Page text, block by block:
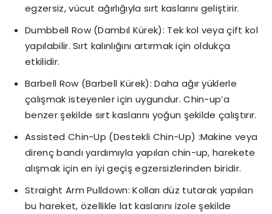
egzersiz, vücut ağırlığıyla sırt kaslarını geliştirir.
Dumbbell Row (Dambıl Kürek): Tek kol veya çift kol
yapılabilir. Sırt kalınlığını artırmak için oldukça
etkilidir.
Barbell Row (Barbell Kürek): Daha ağır yüklerle
çalışmak isteyenler için uygundur. Chin-up’a
benzer şekilde sırt kaslarını yoğun şekilde çalıştırır.
Assisted Chin-Up (Destekli Chin-Up) :Makine veya
direnç bandı yardımıyla yapılan chin-up, harekete
alışmak için en iyi geçiş egzersizlerinden biridir.
Straight Arm Pulldown: Kolları düz tutarak yapılan
bu hareket, özellikle lat kaslarını izole şekilde